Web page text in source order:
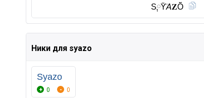
S༙Y̆̈𝘈𝐙Ŏ̈
Ники для syazo
Syazo
0 0